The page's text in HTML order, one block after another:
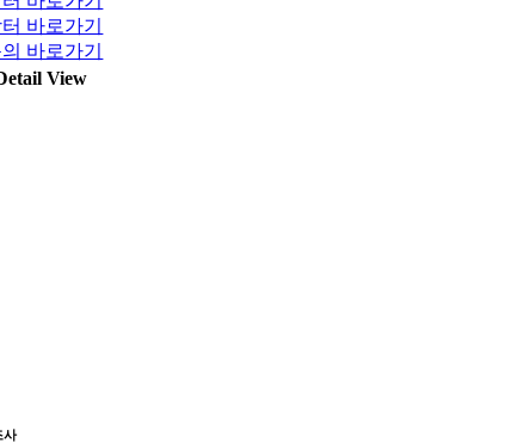
바로가기
바로가기
View
사